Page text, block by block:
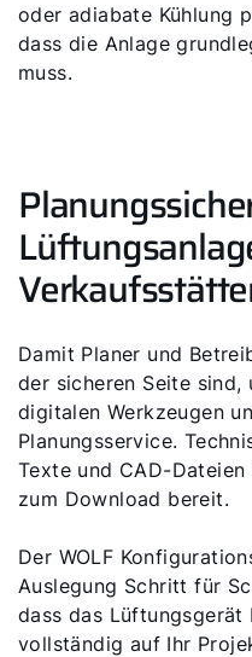
oder adiabate Kühlung
dass die Anlage
muss.
Damit Planer und
der sicheren Seite sind,
digitalen Werkzeugen
Planungsservice.
Texte und CAD-
zum Download bereit.
Der WOLF
Auslegung Schritt für
dass das
vollständig auf Ihr